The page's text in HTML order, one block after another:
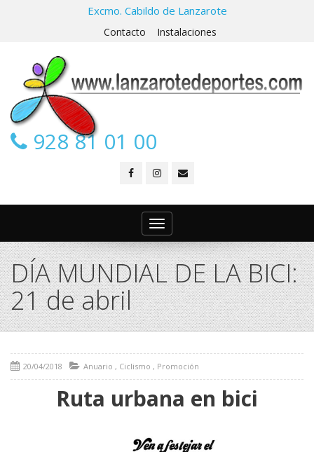
Excmo. Cabildo de Lanzarote
Contacto Instalaciones
928 81 01 00
Toggle
navigation
DÍA MUNDIAL DE LA BICI:
21 de abril
20/04/2018 Anuario , Ciclismo , Promoción
Ruta urbana en bici